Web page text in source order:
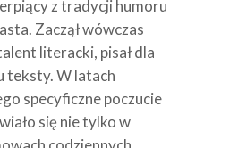
z tradycji humoru
Zaczął wówczas
literacki, pisał dla
W latach
specyficzne poczucie
się nie tylko w